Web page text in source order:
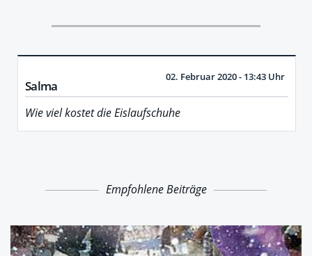
Salma
02. Februar 2020 - 13:43 Uhr
Wie viel kostet die Eislaufschuhe
Empfohlene Beiträge